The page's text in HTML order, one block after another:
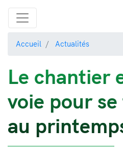
Accueil Actualités
Le chantier
voie pour
au